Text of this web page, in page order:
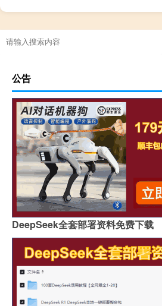
公告
DeepSeek全套部署资料免费下载